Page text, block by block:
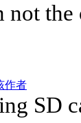
not
作者
SD